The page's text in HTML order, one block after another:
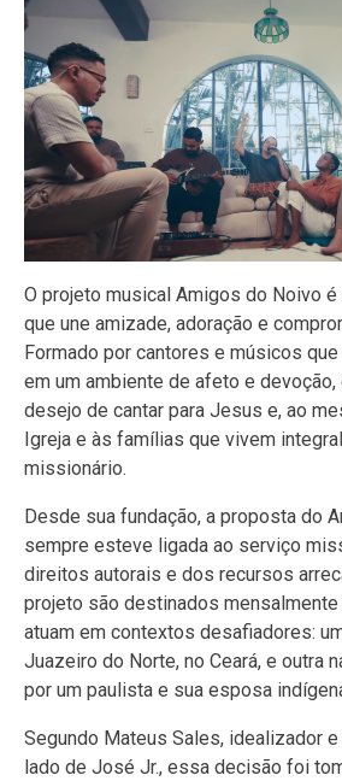
O projeto musical Amigos do Noivo
que une amizade, adoração e
Formado por cantores e músicos
em um ambiente de afeto e
desejo de cantar para Jesus e, ao
Igreja e às famílias que vivem
missionário.
Desde sua fundação, a proposta do
sempre esteve ligada ao serviço
direitos autorais e dos recursos
projeto são destinados
atuam em contextos desafiadores:
Juazeiro do Norte, no Ceará, e outra
por um paulista e sua esposa
Segundo Mateus Sales, idealizador
lado de José Jr., essa decisão foi